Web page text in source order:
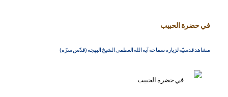
في حضرة الحبيب
مشاهد قدسيّة لزيارة سماحة آية الله العظمى الشيخ البهجة (قدّس سرّه)